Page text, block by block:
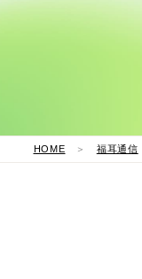
HOME ＞ 福耳通信